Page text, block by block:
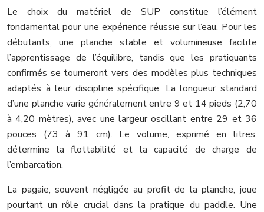
Le choix du matériel de SUP constitue l’élément
fondamental pour une expérience réussie sur l’eau. Pour les
débutants, une planche stable et volumineuse facilite
l’apprentissage de l’équilibre, tandis que les pratiquants
confirmés se tourneront vers des modèles plus techniques
adaptés à leur discipline spécifique. La longueur standard
d’une planche varie généralement entre 9 et 14 pieds (2,70
à 4,20 mètres), avec une largeur oscillant entre 29 et 36
pouces (73 à 91 cm). Le volume, exprimé en litres,
détermine la flottabilité et la capacité de charge de
l’embarcation.
La pagaie, souvent négligée au profit de la planche, joue
pourtant un rôle crucial dans la pratique du paddle. Une